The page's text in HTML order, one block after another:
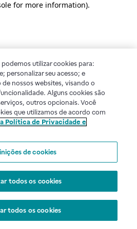
for more information).
utilizar cookies para:
personalizar seu acesso; e
nossos websites, visando o
Alguns cookies são
outros opcionais. Você
que utilizamos de acordo com
Política de Privacidade e
de cookies
todos os cookies
todos os cookies